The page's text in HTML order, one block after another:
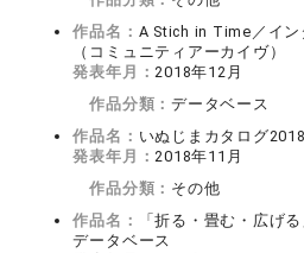
作品名： A Stich in Time／イ
（コミュニティアーカイヴ）
発表年月：2018年12月
作品分類：データベース
作品名： いぬじまカタログ2018
発表年月：2018年11月
作品分類： その他
作品名：
「折る・畳む・広げ
データベース